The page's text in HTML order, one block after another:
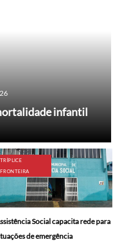
infantil
TRÍPLICE
FRONTEIRA
Social capacita rede para
de emergência